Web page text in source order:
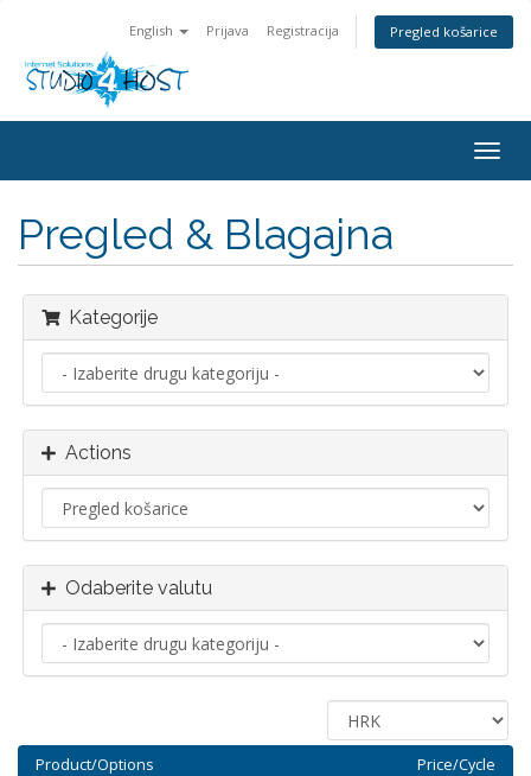
English Prijava Registracija Pregled košarice
Pregled & Blagajna
Kategorije
Actions
Odaberite valutu
Product/Options Price/Cycle